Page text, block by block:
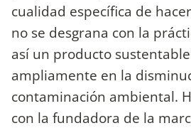
cualidad específica de
no se desgrana con la
así un producto
ampliamente en la
contaminación ambiental.
con la fundadora de la